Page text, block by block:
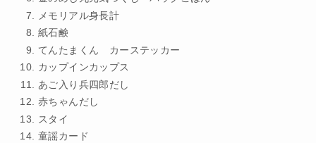
メモリアル身長計
紙石鹸
てんたまくん カーステッカー
カップインカップス
あご入り兵四郎だし
赤ちゃんだし
スタイ
童謡カード